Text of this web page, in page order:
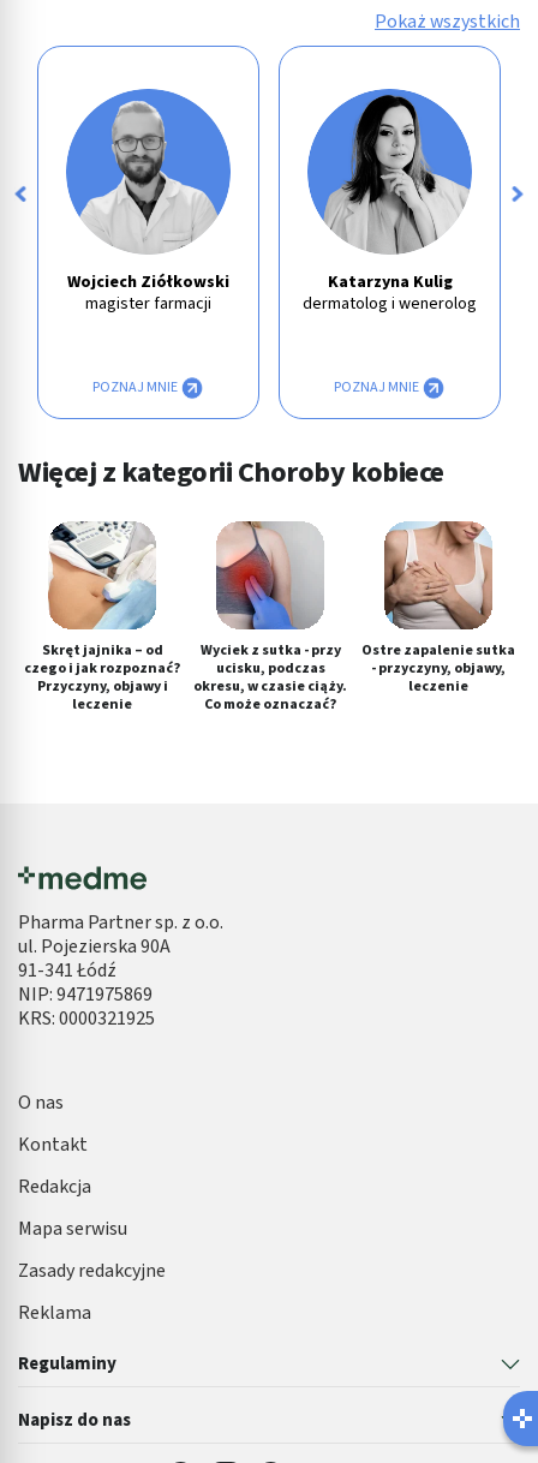
Pokaż wszystkich
Wojciech Ziółkowski
magister farmacji
POZNAJ MNIE
Katarzyna Kulig
dermatolog i wenerolog
POZNAJ MNIE
Więcej z kategorii Choroby kobiece
Skręt jajnika – od
czego i jak rozpoznać?
Przyczyny, objawy i
leczenie
Wyciek z sutka - przy
ucisku, podczas
okresu, w czasie ciąży.
Co może oznaczać?
Ostre zapalenie sutka
- przyczyny, objawy,
leczenie
Pharma Partner sp. z o.o.
ul. Pojezierska 90A
91-341 Łódź
NIP: 9471975869
KRS: 0000321925
Regulaminy
Napisz do nas
O nas
Kontakt
Redakcja
Mapa serwisu
Zasady redakcyjne
Reklama